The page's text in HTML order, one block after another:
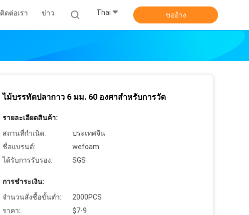
ติดต่อเรา ข่าว Thai ขออ้าง
ไม้บรรทัดปลากาว 6 มม. 60 องศาสำหรับการวัด
รายละเอียดสินค้า:
สถานที่กำเนิด:
ประเทศจีน
ชื่อแบรนด์:
wefoam
ได้รับการรับรอง:
SGS
การชำระเงิน:
จำนวนสั่งซื้อขั้นต่ำ:
2000PCS
ราคา:
$7-9